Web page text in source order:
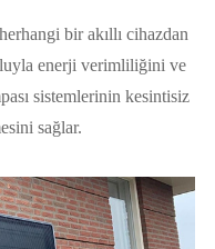
bir akıllı cihazdan
enerji verimliliğini ve
sistemlerinin kesintisiz
sağlar.